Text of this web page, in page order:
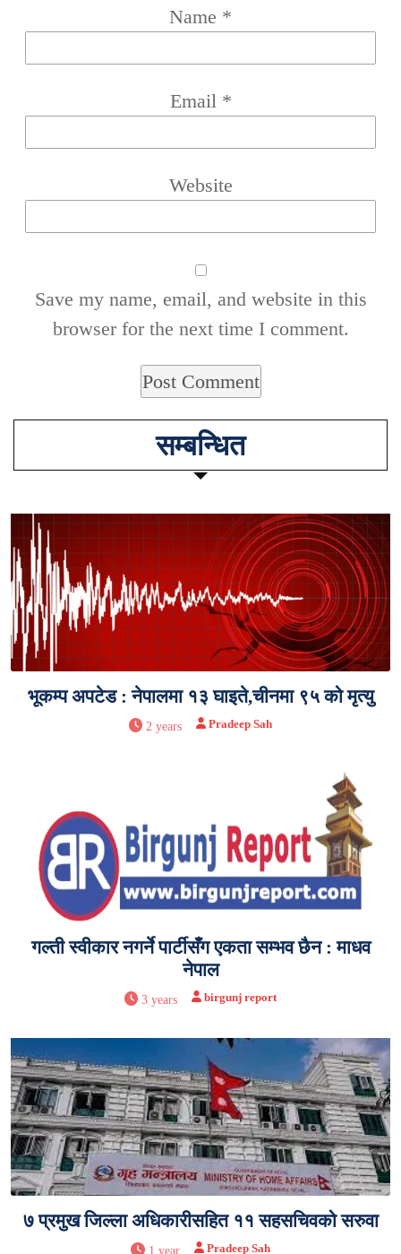
Name *
Email *
Website
Save my name, email, and website in this
browser for the next time I comment.
सम्बन्धित
भूकम्प अपटेड : नेपालमा १३ घाइते,चीनमा ९५ को मृत्यु
2 years Pradeep Sah
गल्ती स्वीकार नगर्ने पार्टीसँग एकता सम्भव छैन : माधव
नेपाल
3 years birgunj report
७ प्रमुख जिल्ला अधिकारीसहित ११ सहसचिवको सरुवा
1 year Pradeep Sah